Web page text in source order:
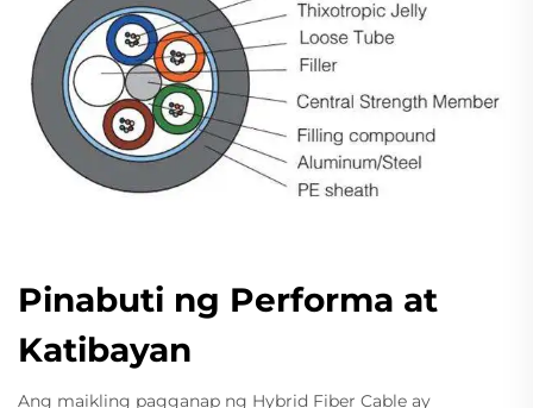
Pinabuti ng Performa at
Katibayan
Ang maikling pagganap ng Hybrid Fiber Cable ay